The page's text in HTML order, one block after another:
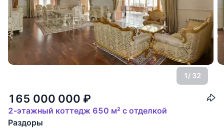
1/ 32
165 000 000 ₽
2-этажный коттедж 650 м² с отделкой
Раздоры